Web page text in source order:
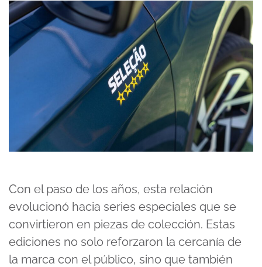
Con el paso de los años, esta relación
evolucionó hacia series especiales que se
convirtieron en piezas de colección. Estas
ediciones no solo reforzaron la cercanía de
la marca con el público, sino que también